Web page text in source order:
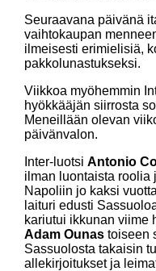
Seuraavana päivänä
vaihtokaupan
ilmeisesti erimielisiä,
pakkolunastukseksi.
Viikkoa myöhemmin
hyökkääjän siirrosta
Meneillään olevan
päivänvalon.
Inter-luotsi Antonio
ilman luontaista roolia
Napoliin jo kaksi
laituri edusti
kariutui ikkunan viime
Adam Ounas toiseen
Sassuolosta takaisin
allekirjoitukset ja